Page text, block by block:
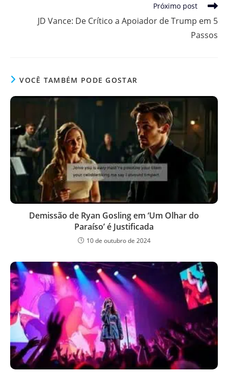
Próximo post
JD Vance: De Crítico a Apoiador de Trump em 5
Passos
VOCÊ TAMBÉM PODE GOSTAR
Demissão de Ryan Gosling em ‘Um Olhar do
Paraíso’ é Justificada
10 de outubro de 2024